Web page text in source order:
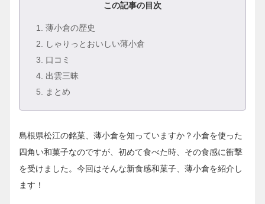
この記事の目次
1
. 薄小倉の歴史
2 . しゃりっとおいしい薄小倉
3 . 口コミ
4 . 出雲三昧
5 . まとめ
島根県松江の銘菓、薄小倉を知っていますか？小倉を使った
四角い和菓子なのですが、初めて食べた時、その食感に衝撃
を受けました。今回はそんな新食感和菓子、薄小倉を紹介し
ます！